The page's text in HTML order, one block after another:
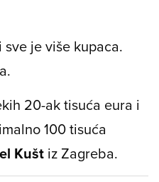
je više kupaca.
20-ak tisuća eura i
100 tisuća
Kušt iz Zagreba.